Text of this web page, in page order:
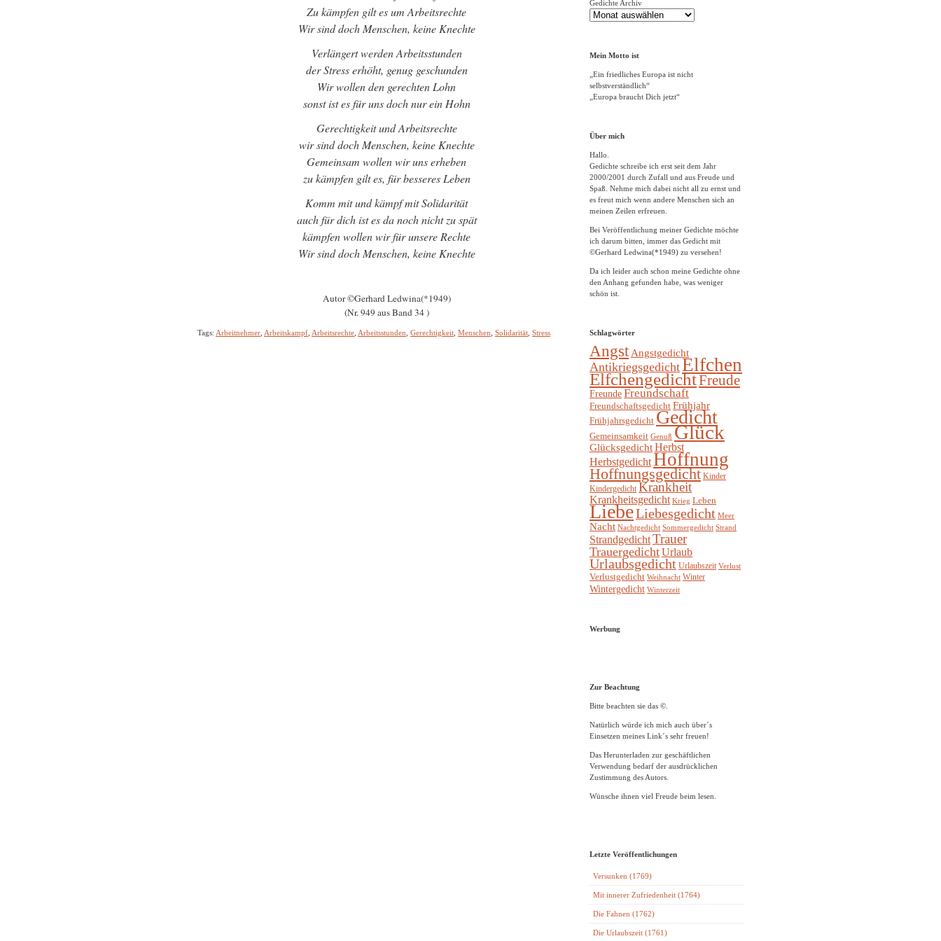
Zu kämpfen gilt es um Arbeitsrechte
Wir sind doch Menschen, keine Knechte
Verlängert werden Arbeitsstunden
der Stress erhöht, genug geschunden
Wir wollen den gerechten Lohn
sonst ist es für uns doch nur ein Hohn
Gerechtigkeit und Arbeitsrechte
wir sind doch Menschen, keine Knechte
Gemeinsam wollen wir uns erheben
zu kämpfen gilt es, für besseres Leben
Komm mit und kämpf mit Solidarität
auch für dich ist es da noch nicht zu spät
kämpfen wollen wir für unsere Rechte
Wir sind doch Menschen, keine Knechte
Autor ©Gerhard Ledwina(*1949)
(Nr. 949 aus Band 34 )
Tags: Arbeitnehmer Arbeitskampf Arbeitsrechte Arbeitsstunden Gerechtigkeit Menschen Solidarität Stress
Gedichte Archiv
Mein Motto ist
„Ein friedliches Europa ist nicht
selbstverständlich“
„Europa braucht Dich jetzt“
Über mich
Hallo.
Gedichte schreibe ich erst seit dem Jahr
2000/2001 durch Zufall und aus Freude und
Spaß. Nehme mich dabei nicht all zu ernst und
es freut mich wenn andere Menschen sich an
meinen Zeilen erfreuen.
Bei Veröffentlichung meiner Gedichte möchte
ich darum bitten, immer das Gedicht mit
©Gerhard Ledwina(*1949) zu versehen!
Da ich leider auch schon meine Gedichte ohne
den Anhang gefunden habe, was weniger
schön ist.
Schlagwörter
Angst Angstgedicht
AntikriegsgedichtElfchen
ElfchengedichtFreude
FreundeFreundschaft
Freundschaftsgedicht Frühjahr
Frühjahrsgedicht Gedicht
Gemeinsamkeit Genuß Glück
GlücksgedichtHerbst
HerbstgedichtHoffnung
Hoffnungsgedicht Kinder
Kindergedicht Krankheit
Krankheitsgedicht Krieg Leben
LiebeLiebesgedicht Meer
Nacht Nachtgedicht Sommergedicht Strand
StrandgedichtTrauer
TrauergedichtUrlaub
Urlaubsgedicht Urlaubszeit Verlust
Verlustgedicht Weihnacht Winter
Wintergedicht Winterzeit
Werbung
Zur Beachtung
Bitte beachten sie das ©.
Natürlich würde ich mich auch über´s
Einsetzen meines Link´s sehr freuen!
Das Herunterladen zur geschäftlichen
Verwendung bedarf der ausdrücklichen
Zustimmung des Autors.
Wünsche ihnen viel Freude beim lesen.
Letzte Veröffentlichungen
Versunken (1769)
Mit innerer Zufriedenheit (1764)
Die Fahnen (1762)
Die Urlaubszeit (1761)